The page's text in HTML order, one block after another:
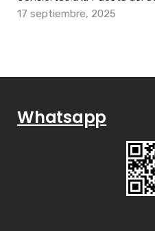
17 septiembre, 2025
Whatsapp